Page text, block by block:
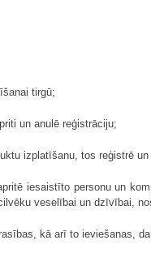
tirgū;
un anulē reģistrāciju;
izplatīšanu, tos reģistrē
iesaistīto personu un
veselībai un dzīvībai,
kā arī to ieviešanas,